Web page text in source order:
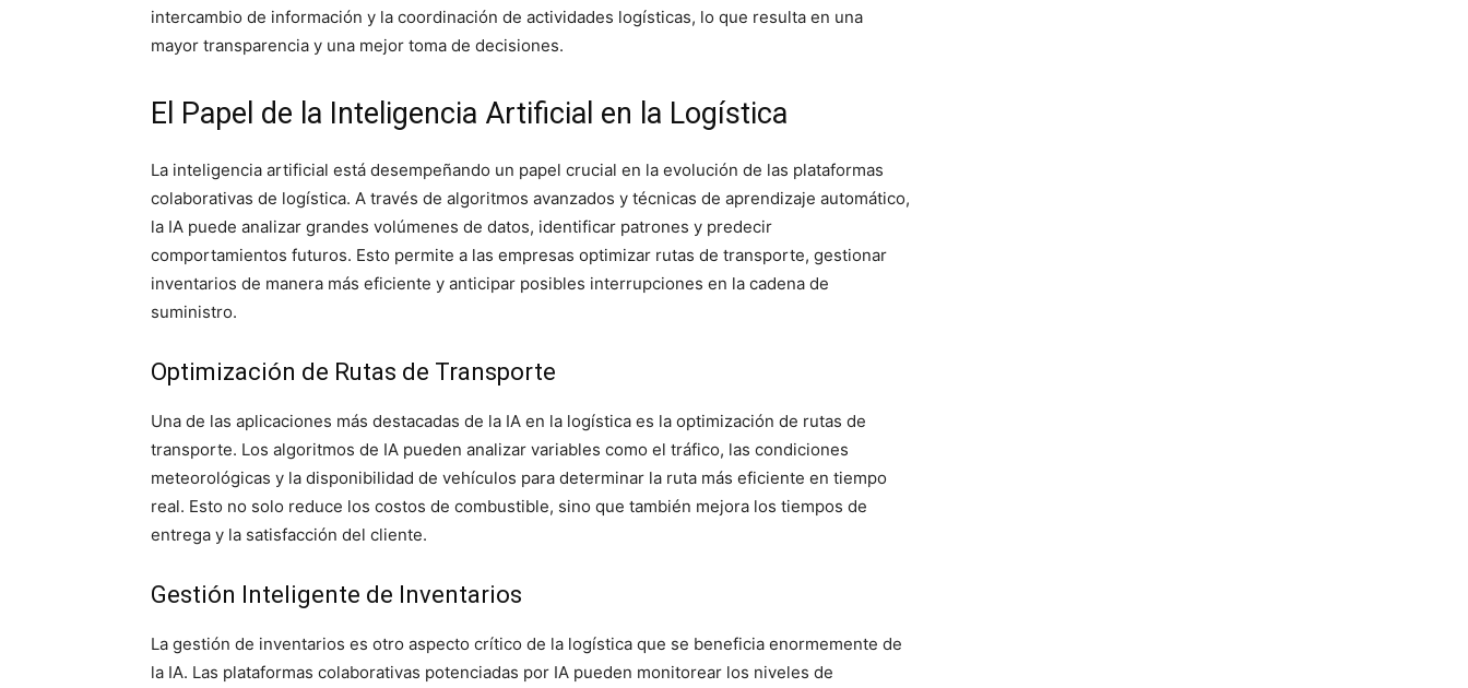
intercambio de información y la coordinación de actividades logísticas, lo que resulta en una
mayor transparencia y una mejor toma de decisiones.
El Papel de la Inteligencia Artificial en la Logística
La inteligencia artificial está desempeñando un papel crucial en la evolución de las plataformas
colaborativas de logística. A través de algoritmos avanzados y técnicas de aprendizaje automático,
la IA puede analizar grandes volúmenes de datos, identificar patrones y predecir
comportamientos futuros. Esto permite a las empresas optimizar rutas de transporte, gestionar
inventarios de manera más eficiente y anticipar posibles interrupciones en la cadena de
suministro.
Optimización de Rutas de Transporte
Una de las aplicaciones más destacadas de la IA en la logística es la optimización de rutas de
transporte. Los algoritmos de IA pueden analizar variables como el tráfico, las condiciones
meteorológicas y la disponibilidad de vehículos para determinar la ruta más eficiente en tiempo
real. Esto no solo reduce los costos de combustible, sino que también mejora los tiempos de
entrega y la satisfacción del cliente.
Gestión Inteligente de Inventarios
La gestión de inventarios es otro aspecto crítico de la logística que se beneficia enormemente de
la IA. Las plataformas colaborativas potenciadas por IA pueden monitorear los niveles de